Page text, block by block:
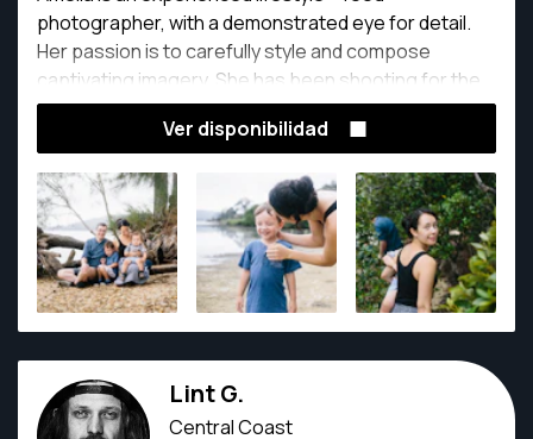
photographer, with a demonstrated eye for detail.
Her passion is to carefully style and compose
captivating imagery. She has been shooting for the
last 10+ years, working across a plethora of fields
and geographical distances, from Australia to South
Ver disponibilidad
Lint G.
Central Coast